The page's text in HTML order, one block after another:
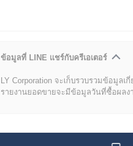
ข้อมูลที่ LINE แชร์กับครีเอเตอร์
LY Corporation จะเก็บรวบรวมข้อมูล
รายงานยอดขายจะมีข้อมูลวันที่ซื้อผล